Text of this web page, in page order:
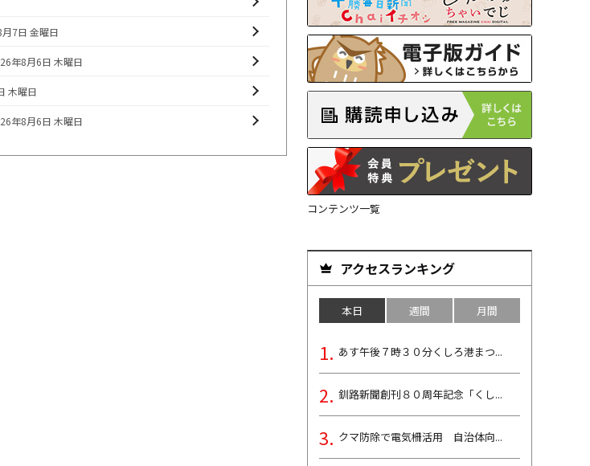
7日 金曜日
年8月6日 木曜日
木曜日
年8月6日 木曜日
コンテンツ一覧
アクセスランキング
本日 週間 月間
あす午後７時３０分くしろ港まつ...
釧路新聞創刊８０周年記念「くし...
クマ防除で電気柵活用 自治体向...